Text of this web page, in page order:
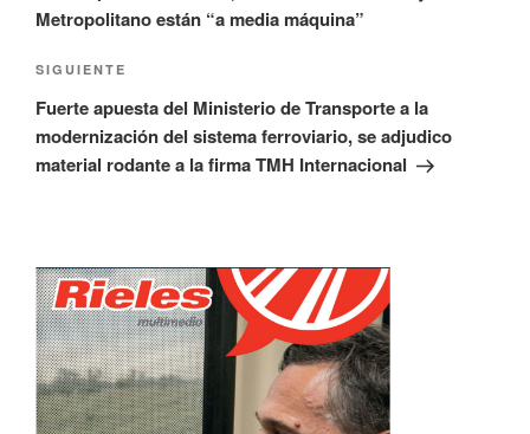
Metropolitano están “a media máquina”
Siguiente
entrada
SIGUIENTE
Fuerte apuesta del Ministerio de Transporte a la
modernización del sistema ferroviario, se adjudico
material rodante a la firma TMH Internacional